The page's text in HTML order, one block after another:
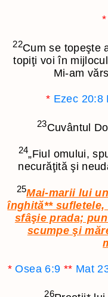
*
22Cum se topeşte
topiţi voi în
Mi-am
* Ezec 20:8
23Cuvântul
24„Fiul omului,
necurăţită şi
25Mai-marii lui
înghită**sufletele,
sfâşie prada;
scumpe şi
* Osea 6:9 ** Mat
26